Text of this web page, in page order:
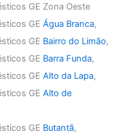
GE Zona Oeste
GEÁgua Branca,
GE Bairro do Limão,
GE Barra Funda,
GEAlto da Lapa,
GEAlto de
GE Butantã,